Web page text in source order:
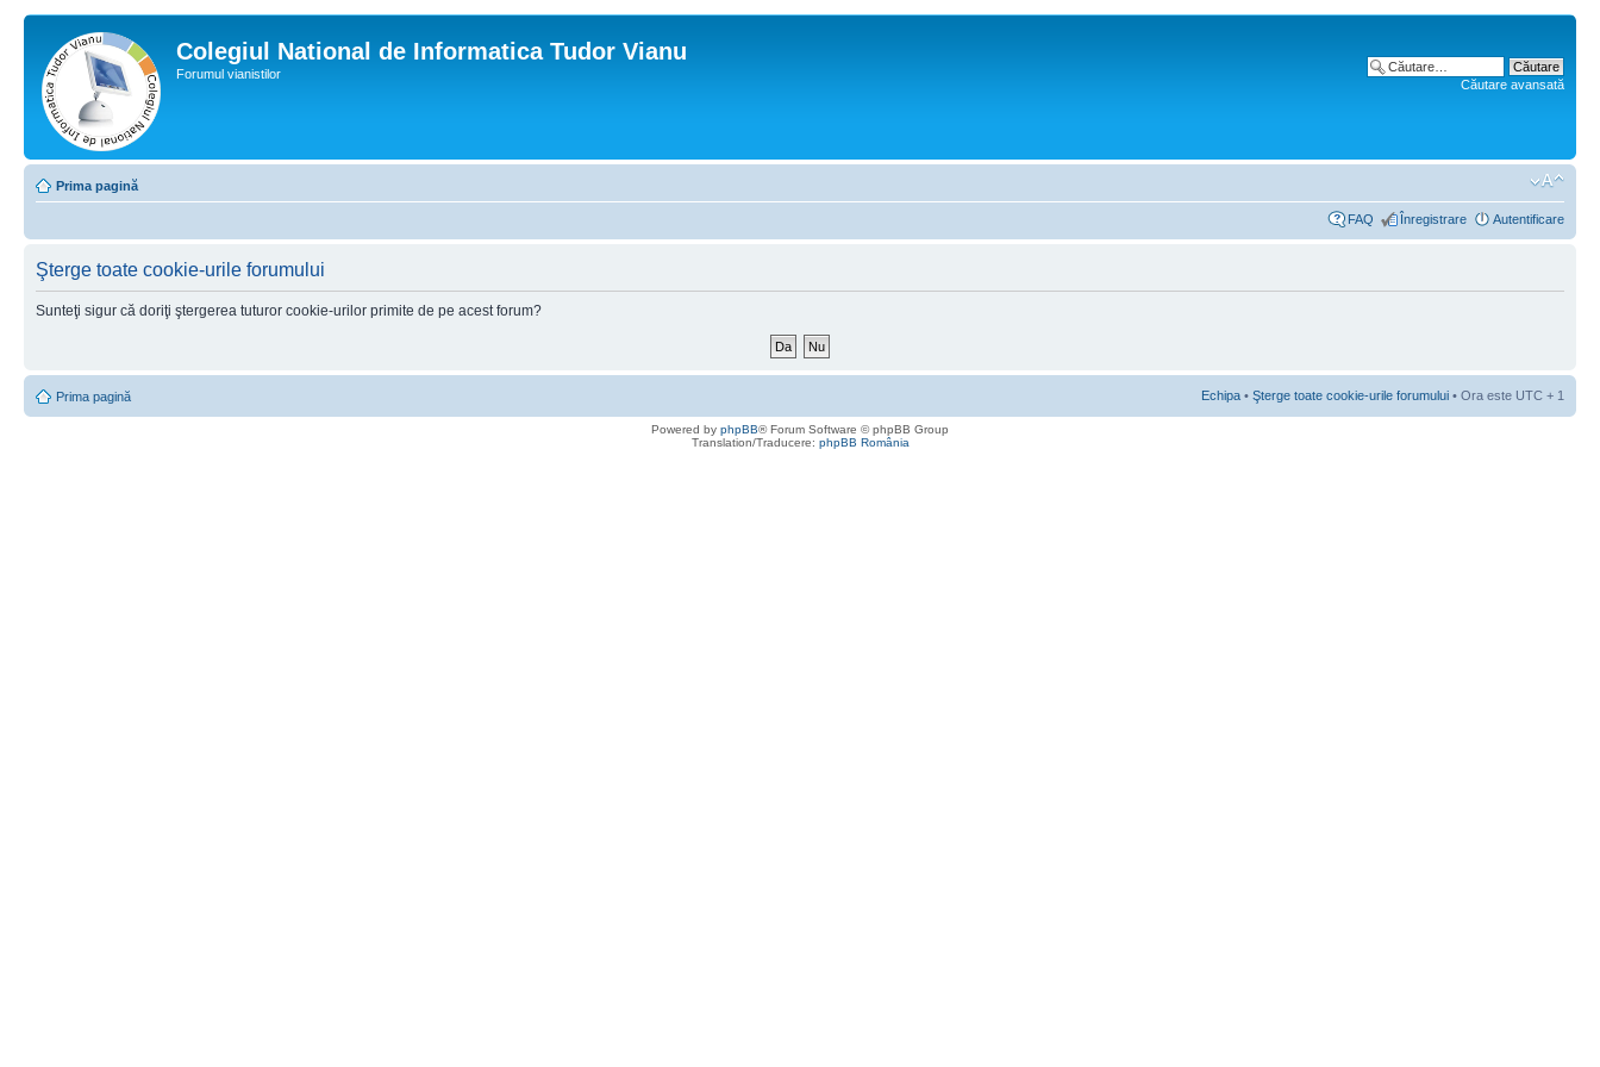
Colegiul National de Informatica Tudor Vianu
Forumul vianistilor
Căutare avansată
Prima pagină
FAQ Înregistrare Autentificare
Şterge toate cookie-urile forumului
Sunteţi sigur că doriţi ştergerea tuturor cookie-urilor primite de pe acest forum?
Prima pagină Echipa • Şterge toate cookie-urile forumului • Ora este UTC + 1
Powered by phpBB® Forum Software © phpBB Group
Translation/Traducere: phpBB România